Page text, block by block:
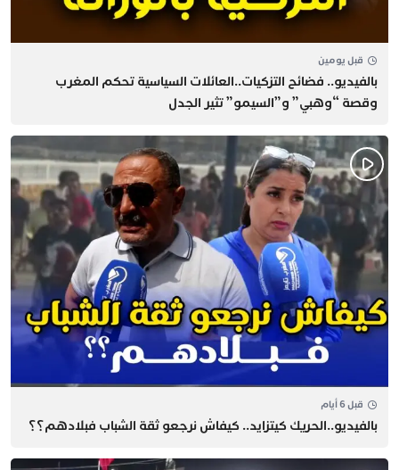
قبل يومين
بالفيديو.. فضائح التزكيات..العائلات السياسية تحكم المغرب
وقصة “وهبي” و”السيمو” تثير الجدل
قبل 6 أيام
بالفيديو..الحريك كيتزايد.. كيفاش نرجعو ثقة الشباب فبلادهم؟؟